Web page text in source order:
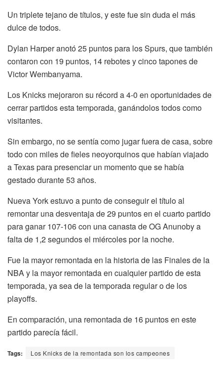
Un triplete tejano de títulos, y este fue sin duda el más
dulce de todos.
Dylan Harper anotó 25 puntos para los Spurs, que también
contaron con 19 puntos, 14 rebotes y cinco tapones de
Victor Wembanyama.
Los Knicks mejoraron su récord a 4-0 en oportunidades de
cerrar partidos esta temporada, ganándolos todos como
visitantes.
Sin embargo, no se sentía como jugar fuera de casa, sobre
todo con miles de fieles neoyorquinos que habían viajado
a Texas para presenciar un momento que se había
gestado durante 53 años.
Nueva York estuvo a punto de conseguir el título al
remontar una desventaja de 29 puntos en el cuarto partido
para ganar 107-106 con una canasta de OG Anunoby a
falta de 1,2 segundos el miércoles por la noche.
Fue la mayor remontada en la historia de las Finales de la
NBA y la mayor remontada en cualquier partido de esta
temporada, ya sea de la temporada regular o de los
playoffs.
En comparación, una remontada de 16 puntos en este
partido parecía fácil.
Tags: Los Knicks de la remontada son los campeones